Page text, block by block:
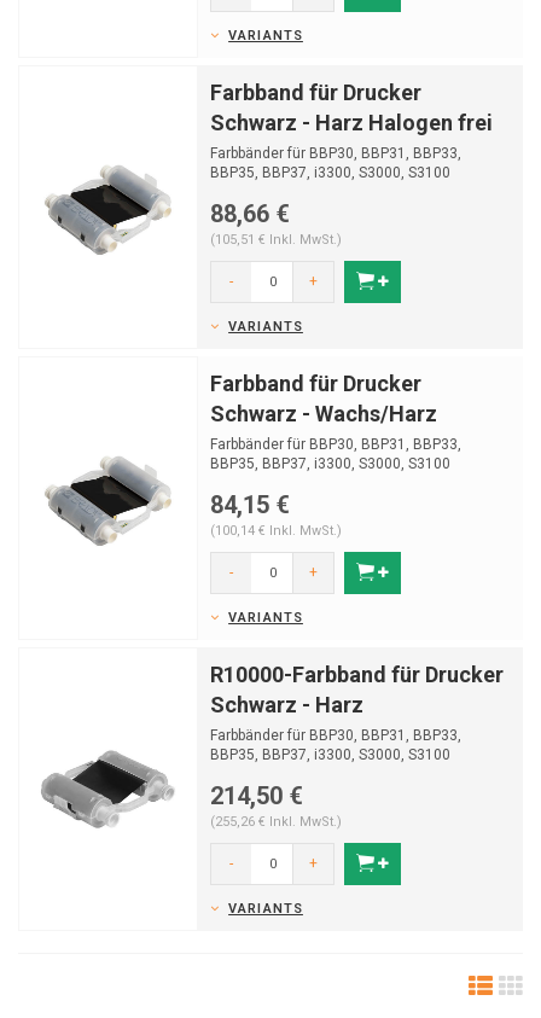
VARIANTS
Farbband für Drucker
Schwarz - Harz Halogen frei
Farbbänder für BBP30, BBP31, BBP33,
BBP35, BBP37, i3300, S3000, S3100
88,66 €
(105,51 € Inkl. MwSt.)
- +
VARIANTS
Farbband für Drucker
Schwarz - Wachs/Harz
Farbbänder für BBP30, BBP31, BBP33,
BBP35, BBP37, i3300, S3000, S3100
84,15 €
(100,14 € Inkl. MwSt.)
- +
VARIANTS
R10000-Farbband für Drucker
Schwarz - Harz
Farbbänder für BBP30, BBP31, BBP33,
BBP35, BBP37, i3300, S3000, S3100
214,50 €
(255,26 € Inkl. MwSt.)
- +
VARIANTS